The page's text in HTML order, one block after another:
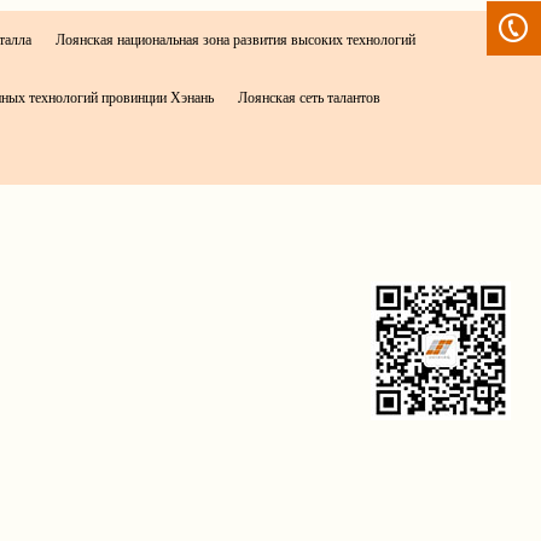
Лоянская национальная зона развития высоких технологий
технологий провинции Хэнань Лоянская сеть талантов